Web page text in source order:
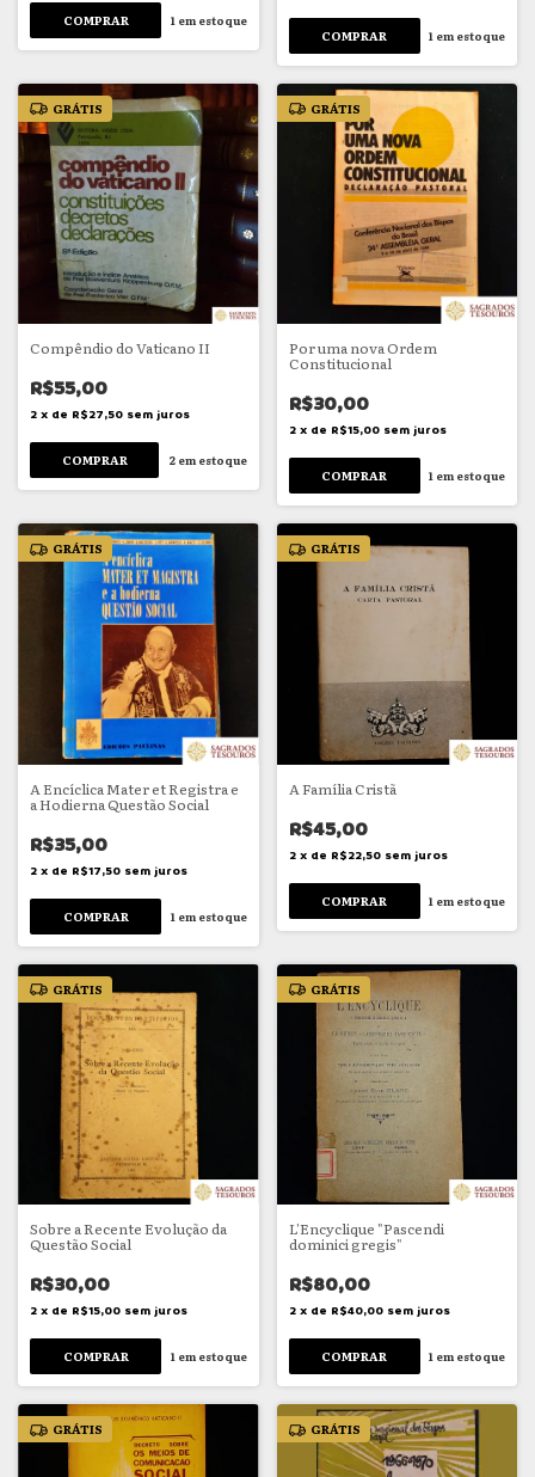
1 em estoque
1 em estoque
GRÁTIS
Compêndio do Vaticano II
R$55,00
2 x de R$27,50 sem juros
2em estoque
GRÁTIS
Por uma nova Ordem
Constitucional
R$30,00
2 x de R$15,00 sem juros
1 em estoque
GRÁTIS
A Encíclica Mater et Registra e
a Hodierna Questão Social
R$35,00
2 x de R$17,50 sem juros
1 em estoque
GRÁTIS
A Família Cristã
R$45,00
2 x de R$22,50 sem juros
1 em estoque
GRÁTIS
Sobre a Recente Evolução da
Questão Social
R$30,00
2 x de R$15,00 sem juros
1em estoque
GRÁTIS
L'Encyclique "Pascendi
dominici gregis"
R$80,00
2 x de R$40,00 sem juros
1 em estoque
GRÁTIS GRÁTIS